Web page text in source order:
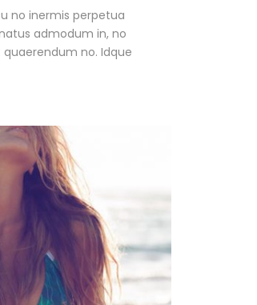
no inermis perpetua
admodum in, no
no. Idque